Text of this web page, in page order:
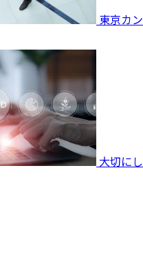
東京カン
大切にし